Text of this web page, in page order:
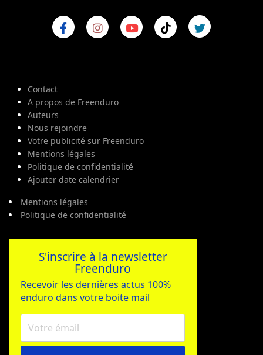
Contact
A propos de Freenduro
Auteurs
Nous rejoindre
Votre publicité sur Freenduro
Mentions légales
Politique de confidentialité
Ajouter date calendrier
Mentions légales
Politique de confidentialité
S'inscrire à la newsletter
Freenduro
Recevoir les dernières actus 100%
enduro dans votre boite mail